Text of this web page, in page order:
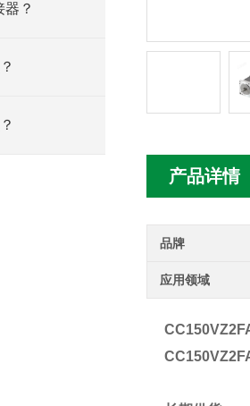
产品详情
品牌
应用领域
？